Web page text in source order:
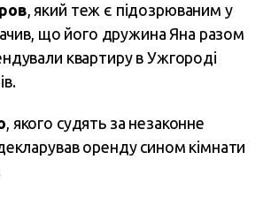
, який теж є підозрюваним у
що його дружина Яна разом
квартиру в Ужгороді
, якого судять за незаконне
оренду сином кімнати